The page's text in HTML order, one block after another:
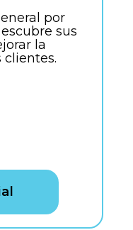
por
sus
la